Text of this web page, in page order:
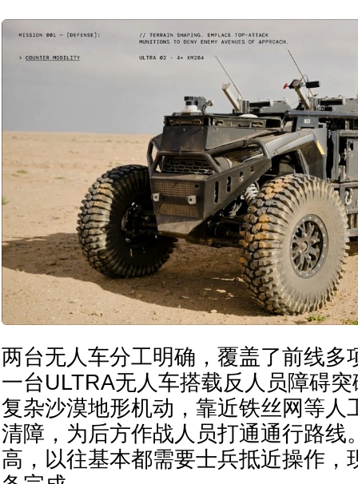
两台无人车分工明确，覆盖了前线多
一台ULTRA无人车搭载反人员障碍
复杂沙漠地形机动，靠近铁丝网等人
清障，为后方作战人员打通通行路线
高，以往基本都需要士兵抵近操作，